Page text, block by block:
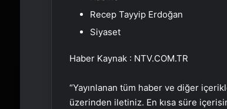
Recep Tayyip Erdoğan
Siyaset
Haber Kaynak : NTV.COM.TR
“Yayınlanan tüm haber ve diğer
üzerinden iletiniz. En kısa süre